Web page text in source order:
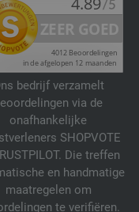
bedrijf verzamelt
via de
onafhankelijke
SHOPVOTE
Die treffen
en handmatige
maatregelen om
te verifiëren.